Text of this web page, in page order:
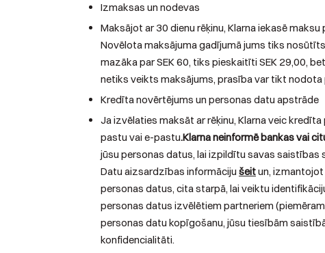
Izmaksas un nodevas
Maksājot ar 30 dienu rēķinu, Klarna iekasē
Novēlota maksājuma gadījumā jums tiks
mazāka par SEK 60, tiks pieskaitīti SEK 29,00,
netiks veikts maksājums, prasība var tikt
Kredīta novērtējums un personas datu apstrāde
Ja izvēlaties maksāt ar rēķinu, Klarna veic
pastu vai e-pastu.Klarna neinformē bankas vai
jūsu personas datus, lai izpildītu savas
Datu aizsardzības informāciju šeitun, izmantojot
personas datus, cita starpā, lai veiktu
personas datus izvēlētiem partneriem
personas datu kopīgošanu, jūsu tiesībām
konfidencialitāti.